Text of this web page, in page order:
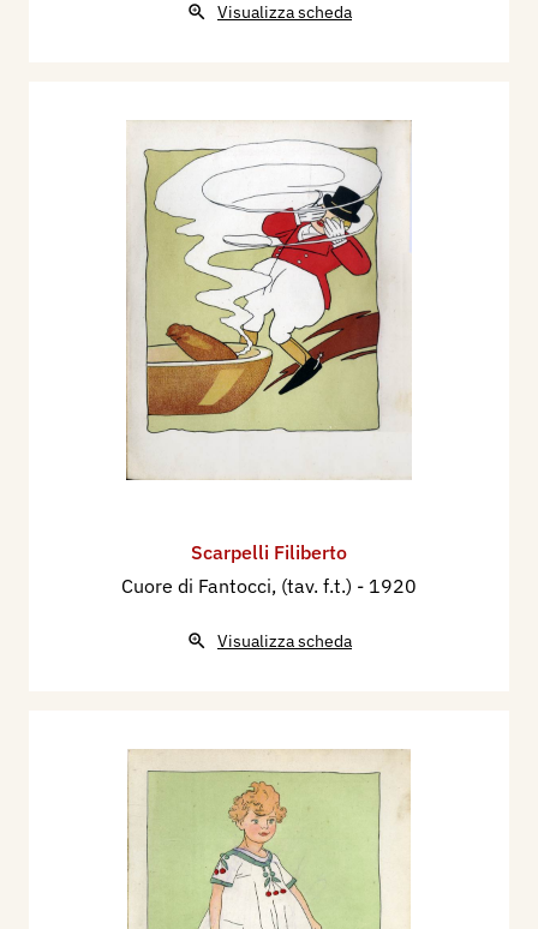
Visualizza scheda
Scarpelli Filiberto
Cuore di Fantocci, (tav. f.t.) - 1920
Visualizza scheda